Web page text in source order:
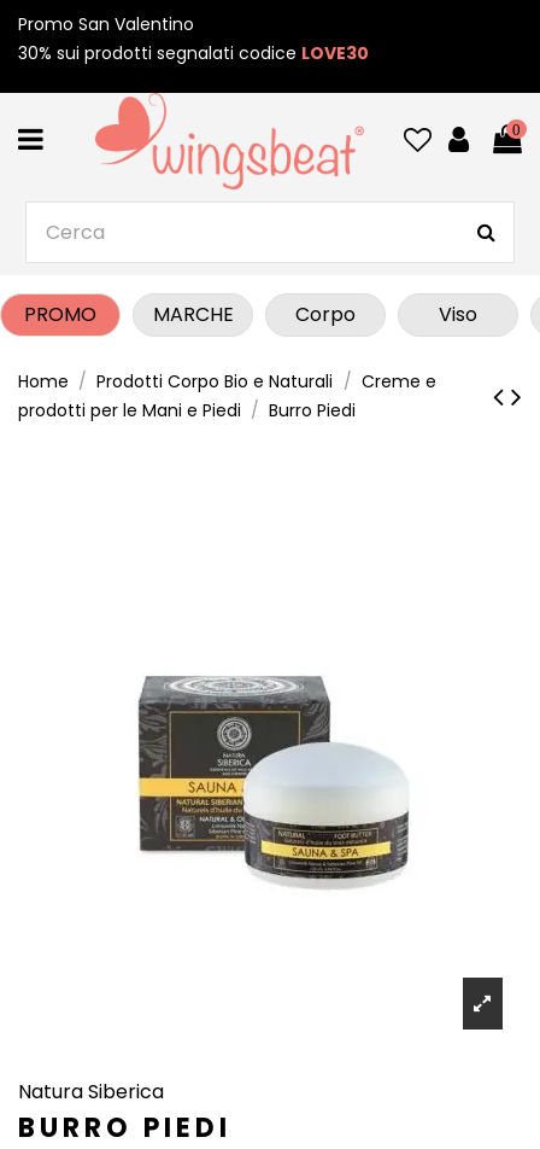
Promo San Valentino
30% sui prodotti segnalati codice LOVE30
0
PROMO MARCHE Corpo Viso
Home Prodotti Corpo Bio e Naturali
Creme e
prodotti per le Mani e Piedi
Burro Piedi
Natura Siberica
BURRO PIEDI